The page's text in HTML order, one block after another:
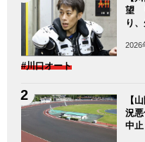
望
り
2026
#川口オート
【
況
中止